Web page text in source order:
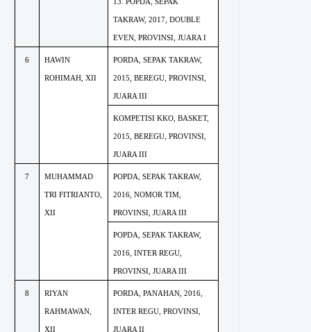
13. POPDA, SEPAK
TAKRAW, 2017, DOUBLE
EVEN, PROVINSI, JUARA I
6 HAWIN
ROHIMAH, XII
PORDA, SEPAK TAKRAW,
2015, BEREGU, PROVINSI,
JUARA III
KOMPETISI KKO, BASKET,
2015, BEREGU, PROVINSI,
JUARA III
7 MUHAMMAD
TRI FITRIANTO,
XII
POPDA, SEPAK TAKRAW,
2016, NOMOR TIM,
PROVINSI, JUARA III
POPDA, SEPAK TAKRAW,
2016, INTER REGU,
PROVINSI, JUARA III
8 RIYAN
RAHMAWAN,
XII
PORDA, PANAHAN, 2016,
INTER REGU, PROVINSI,
JUARA II